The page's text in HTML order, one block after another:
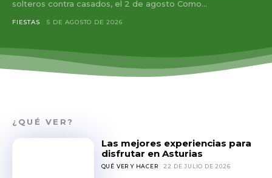
solteros contra casados, el 2 de agosto Como...
FIESTAS 5 DE AGOSTO DE 2026
¿QUÉ VER?
Las mejores experiencias para
disfrutar en Asturias
QUÉ VER Y HACER 22 DE JULIO DE 2026